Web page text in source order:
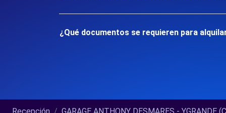
¿Qué documentos se requieren para